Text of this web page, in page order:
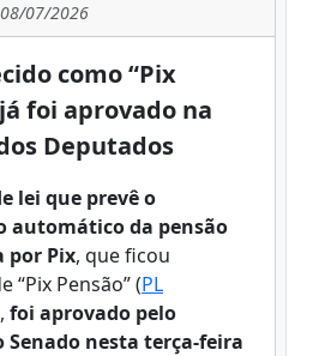
08/07/2026
como “Pix
foi aprovado na
Deputados
lei que prevê o
automático da pensão
por Pix, que ficou
“Pix Pensão” (PL
foi aprovado pelo
Senado nesta terça-feira